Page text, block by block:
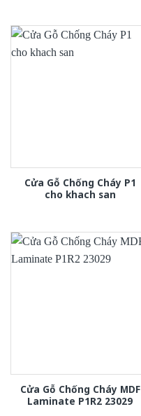
Cửa Gỗ Chống Cháy P1
cho khach san
Cửa Gỗ Chống Cháy MDF
Laminate P1R2 23029